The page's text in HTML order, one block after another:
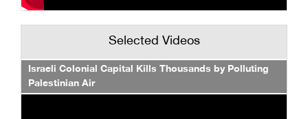
Selected Videos
Israeli Colonial Capital Kills Thousands by Polluting
Palestinian Air